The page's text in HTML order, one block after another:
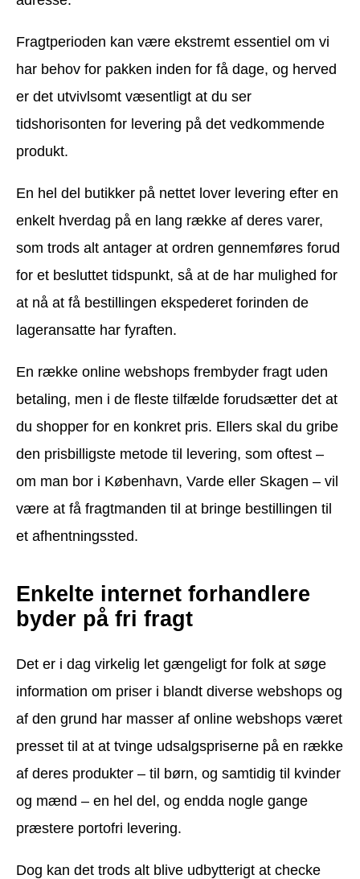
Fragtperioden kan være ekstremt essentiel om vi
har behov for pakken inden for få dage, og herved
er det utvivlsomt væsentligt at du ser
tidshorisonten for levering på det vedkommende
produkt.
En hel del butikker på nettet lover levering efter en
enkelt hverdag på en lang række af deres varer,
som trods alt antager at ordren gennemføres forud
for et besluttet tidspunkt, så at de har mulighed for
at nå at få bestillingen ekspederet forinden de
lageransatte har fyraften.
En række online webshops frembyder fragt uden
betaling, men i de fleste tilfælde forudsætter det at
du shopper for en konkret pris. Ellers skal du gribe
den prisbilligste metode til levering, som oftest –
om man bor i København, Varde eller Skagen – vil
være at få fragtmanden til at bringe bestillingen til
et afhentningssted.
Enkelte internet forhandlere
byder på fri fragt
Det er i dag virkelig let gængeligt for folk at søge
information om priser i blandt diverse webshops og
af den grund har masser af online webshops været
presset til at at tvinge udsalgspriserne på en række
af deres produkter – til børn, og samtidig til kvinder
og mænd – en hel del, og endda nogle gange
præstere portofri levering.
Dog kan det trods alt blive udbytterigt at checke